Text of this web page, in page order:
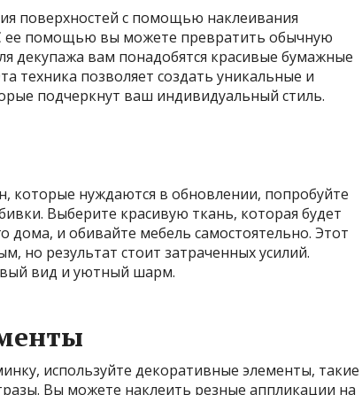
поверхностей с помощью наклеивания
ее помощью вы можете превратить обычную
декупажа вам понадобятся красивые бумажные
техника позволяет создать уникальные и
подчеркнут ваш индивидуальный стиль.
которые нуждаются в обновлении, попробуйте
Выберите красивую ткань, которая будет
и обивайте мебель самостоятельно. Этот
но результат стоит затраченных усилий.
вид и уютный шарм.
используйте декоративные элементы, такие
Вы можете наклеить резные аппликации на